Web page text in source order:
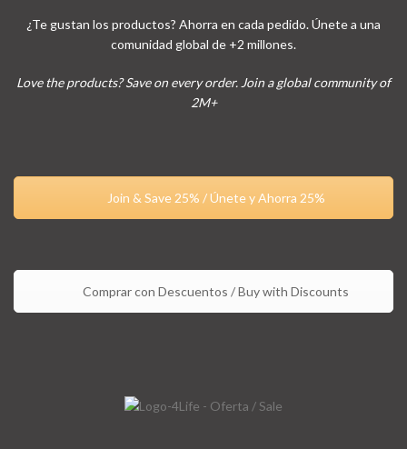
¿Te gustan los productos? Ahorra en cada pedido. Únete a una
comunidad global de +2 millones.
Love the products? Save on every order. Join a global community of
2M+
Join & Save 25% / Únete y Ahorra 25%
Comprar con Descuentos / Buy with Discounts